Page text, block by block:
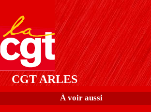
CGT ARLES
À voir aussi